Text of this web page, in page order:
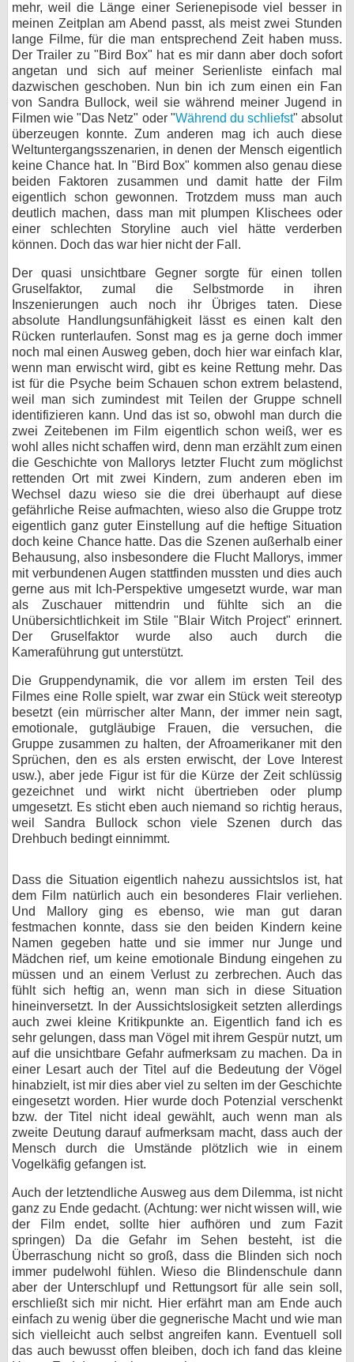
mehr, weil die Länge einer Serienepisode viel besser in
meinen Zeitplan am Abend passt, als meist zwei Stunden
lange Filme, für die man entsprechend Zeit haben muss.
Der Trailer zu "Bird Box" hat es mir dann aber doch sofort
angetan und sich auf meiner Serienliste einfach mal
dazwischen geschoben. Nun bin ich zum einen ein Fan
von Sandra Bullock, weil sie während meiner Jugend in
Filmen wie "Das Netz" oder "Während du schliefst" absolut
überzeugen konnte. Zum anderen mag ich auch diese
Weltuntergangsszenarien, in denen der Mensch eigentlich
keine Chance hat. In "Bird Box" kommen also genau diese
beiden Faktoren zusammen und damit hatte der Film
eigentlich schon gewonnen. Trotzdem muss man auch
deutlich machen, dass man mit plumpen Klischees oder
einer schlechten Storyline auch viel hätte verderben
können. Doch das war hier nicht der Fall.
Der quasi unsichtbare Gegner sorgte für einen tollen
Gruselfaktor, zumal die Selbstmorde in ihren
Inszenierungen auch noch ihr Übriges taten. Diese
absolute Handlungsunfähigkeit lässt es einen kalt den
Rücken runterlaufen. Sonst mag es ja gerne doch immer
noch mal einen Ausweg geben, doch hier war einfach klar,
wenn man erwischt wird, gibt es keine Rettung mehr. Das
ist für die Psyche beim Schauen schon extrem belastend,
weil man sich zumindest mit Teilen der Gruppe schnell
identifizieren kann. Und das ist so, obwohl man durch die
zwei Zeitebenen im Film eigentlich schon weiß, wer es
wohl alles nicht schaffen wird, denn man erzählt zum einen
die Geschichte von Mallorys letzter Flucht zum möglichst
rettenden Ort mit zwei Kindern, zum anderen eben im
Wechsel dazu wieso sie die drei überhaupt auf diese
gefährliche Reise aufmachten, wieso also die Gruppe trotz
eigentlich ganz guter Einstellung auf die heftige Situation
doch keine Chance hatte. Das die Szenen außerhalb einer
Behausung, also insbesondere die Flucht Mallorys, immer
mit verbundenen Augen stattfinden mussten und dies auch
gerne aus mit Ich-Perspektive umgesetzt wurde, war man
als Zuschauer mittendrin und fühlte sich an die
Unübersichtlichkeit im Stile "Blair Witch Project" erinnert.
Der Gruselfaktor wurde also auch durch die
Kameraführung gut unterstützt.
Die Gruppendynamik, die vor allem im ersten Teil des
Filmes eine Rolle spielt, war zwar ein Stück weit stereotyp
besetzt (ein mürrischer alter Mann, der immer nein sagt,
emotionale, gutgläubige Frauen, die versuchen, die
Gruppe zusammen zu halten, der Afroamerikaner mit den
Sprüchen, den es als ersten erwischt, der Love Interest
usw.), aber jede Figur ist für die Kürze der Zeit schlüssig
gezeichnet und wirkt nicht übertrieben oder plump
umgesetzt. Es sticht eben auch niemand so richtig heraus,
weil Sandra Bullock schon viele Szenen durch das
Drehbuch bedingt einnimmt.
Dass die Situation eigentlich nahezu aussichtslos ist, hat
dem Film natürlich auch ein besonderes Flair verliehen.
Und Mallory ging es ebenso, wie man gut daran
festmachen konnte, dass sie den beiden Kindern keine
Namen gegeben hatte und sie immer nur Junge und
Mädchen rief, um keine emotionale Bindung eingehen zu
müssen und an einem Verlust zu zerbrechen. Auch das
fühlt sich heftig an, wenn man sich in diese Situation
hineinversetzt. In der Aussichtslosigkeit setzten allerdings
auch zwei kleine Kritikpunkte an. Eigentlich fand ich es
sehr gelungen, dass man Vögel mit ihrem Gespür nutzt, um
auf die unsichtbare Gefahr aufmerksam zu machen. Da in
einer Lesart auch der Titel auf die Bedeutung der Vögel
hinabzielt, ist mir dies aber viel zu selten im der Geschichte
eingesetzt worden. Hier wurde doch Potenzial verschenkt
bzw. der Titel nicht ideal gewählt, auch wenn man als
zweite Deutung darauf aufmerksam macht, dass auch der
Mensch durch die Umstände plötzlich wie in einem
Vogelkäfig gefangen ist.
Auch der letztendliche Ausweg aus dem Dilemma, ist nicht
ganz zu Ende gedacht. (Achtung: wer nicht wissen will, wie
der Film endet, sollte hier aufhören und zum Fazit
springen) Da die Gefahr im Sehen besteht, ist die
Überraschung nicht so groß, dass die Blinden sich noch
immer pudelwohl fühlen. Wieso die Blindenschule dann
aber der Unterschlupf und Rettungsort für alle sein soll,
erschließt sich mir nicht. Hier erfährt man am Ende auch
einfach zu wenig über die gegnerische Macht und wie man
sich vielleicht auch selbst angreifen kann. Eventuell soll
das auch bewusst offen bleiben, doch ich fand das kleine